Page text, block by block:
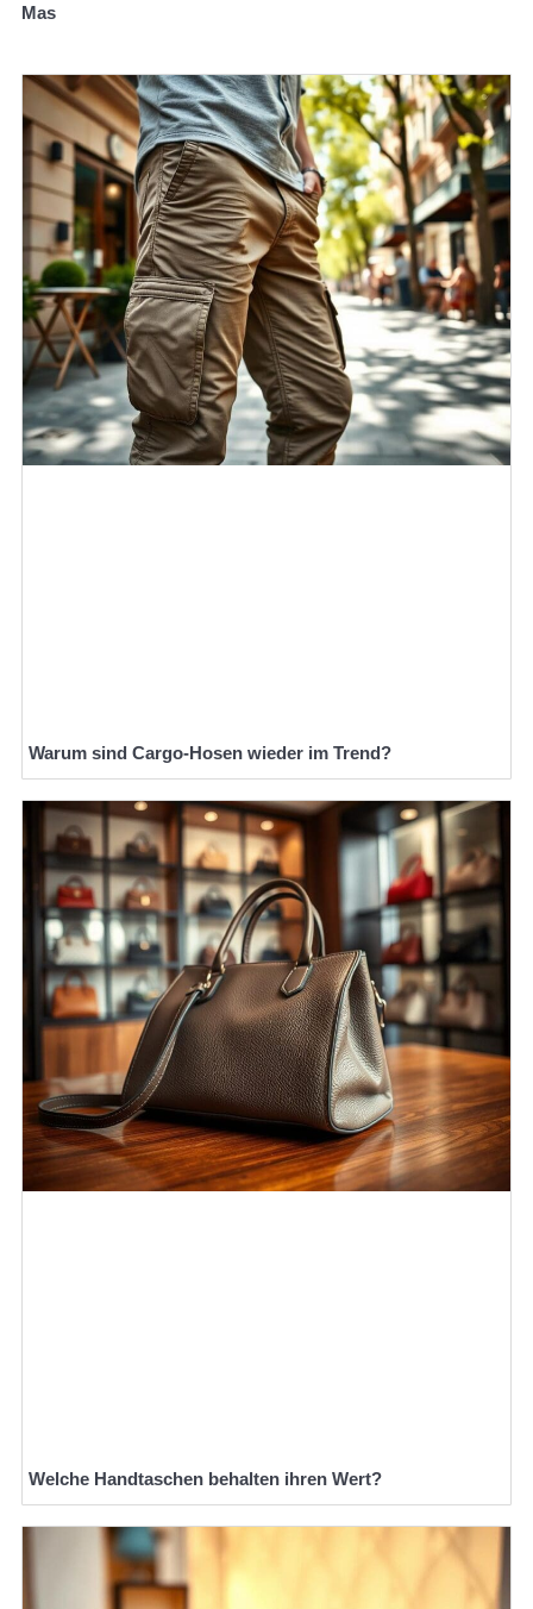
Mas
Warum sind Cargo-Hosen wieder im Trend?
Welche Handtaschen behalten ihren Wert?